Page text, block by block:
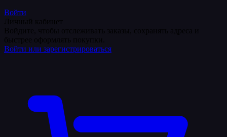
Войти
Войти или зарегистрироваться